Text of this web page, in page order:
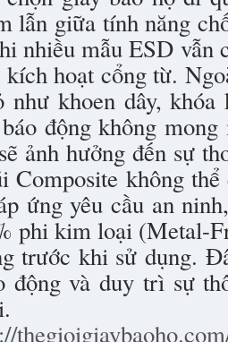
lẫn giữa tính năng
nhiều mẫu ESD vẫn
hoạt cổng từ.
như khoen dây,
động không
ảnh hưởng đến sự
Composite không
ứng yêu cầu an
phi kim loại (Metal-
trước khi sử dụng.
động và duy trì sự